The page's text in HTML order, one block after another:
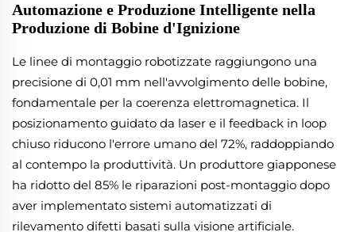
Automazione e Produzione Intelligente nella
Produzione di Bobine d'Ignizione
Le linee di montaggio robotizzate raggiungono una
precisione di 0,01 mm nell'avvolgimento delle bobine,
fondamentale per la coerenza elettromagnetica. Il
posizionamento guidato da laser e il feedback in loop
chiuso riducono l'errore umano del 72%, raddoppiando
al contempo la produttività. Un produttore giapponese
ha ridotto del 85% le riparazioni post-montaggio dopo
aver implementato sistemi automatizzati di
rilevamento difetti basati sulla visione artificiale.